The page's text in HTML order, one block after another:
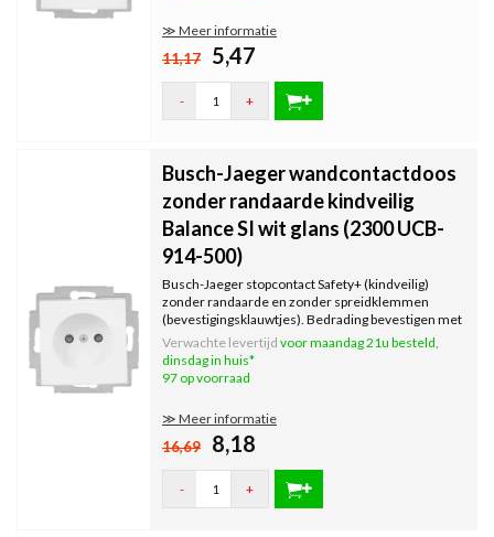
≫ Meer informatie
11,17 5,47
- +
Busch-Jaeger wandcontactdoos
zonder randaarde kindveilig
Balance SI wit glans (2300 UCB-
914-500)
Busch-Jaeger stopcontact Safety+ (kindveilig)
zonder randaarde en zonder spreidklemmen
(bevestigingsklauwtjes). Bedrading bevestigen met
schroefklemmen. Inclusief binnenwerk, exclusief
afdekraam. Serie: Balance SI, kleur: wit glans.
Verwachte levertijd voor maandag 21u besteld,
dinsdag in huis*
97 op voorraad
≫ Meer informatie
16,69 8,18
- +